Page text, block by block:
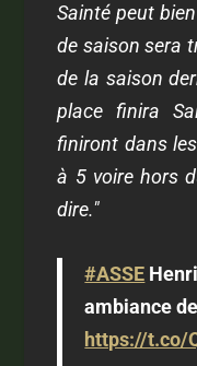
Sainté peut
de saison sera
de la saison
place finira
finiront dans
à 5 voire hors
dire."
#ASSE
ambiance
https://t.co/